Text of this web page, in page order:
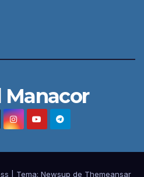
Tema: Newsup de Themeansar